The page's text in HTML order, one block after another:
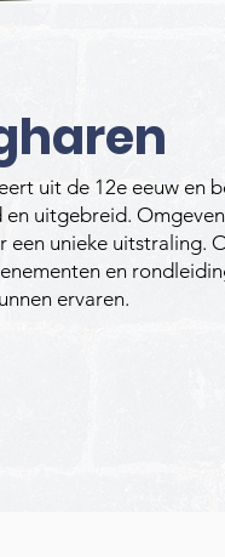
uit de 12e eeuw en
uitgebreid.
een unieke uitstraling.
en
ervaren.